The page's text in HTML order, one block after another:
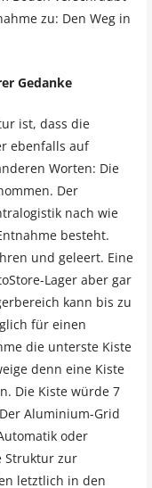
zu: Den Weg in
Gedanke
ist, dass die
ebenfalls auf
Worten: Die
Der
nach wie
besteht.
und geleert. Eine
Lager aber gar
kann bis zu
für einen
die unterste Kiste
denn eine Kiste
Die Kiste würde 7
Aluminium-Grid
oder
Struktur zur
letztlich in den